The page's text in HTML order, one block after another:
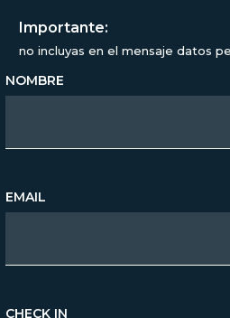
Importante:
no incluyas en el mensaje datos
NOMBRE
EMAIL
CHECK IN